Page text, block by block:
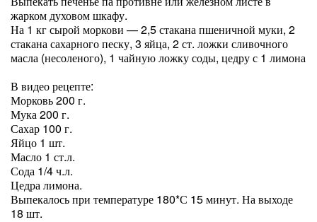
жарком духовом шкафу.
На 1 кг сырой моркови — 2,5 стакана пшеничной муки, 2
стакана сахарного песку, 3 яйца, 2 ст. ложки сливочного
масла (несоленого), 1 чайную ложку соды, цедру с 1 лимона
В видео рецепте:
Морковь 200 г.
Мука 200 г.
Сахар 100 г.
Яйцо 1 шт.
Масло 1 ст.л.
Сода 1/4 ч.л.
Цедра лимона.
Выпекалось при температуре 180*С 15 минут. На выходе
18 шт.